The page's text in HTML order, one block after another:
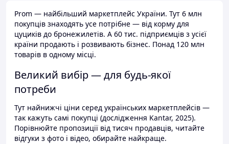
Prom — найбільший маркетплейс України. Тут 6 млн
покупців знаходять усе потрібне — від корму для
цуциків до бронежилетів. А 60 тис. підприємців з усієї
країни продають і розвивають бізнес. Понад 120 млн
товарів в одному місці.
Великий вибір — для будь-якої
потреби
Тут найнижчі ціни серед українських маркетплейсів —
так кажуть самі покупці (дослідження Kantar, 2025).
Порівнюйте пропозиції від тисяч продавців, читайте
відгуки з фото і відео, обирайте найкраще.